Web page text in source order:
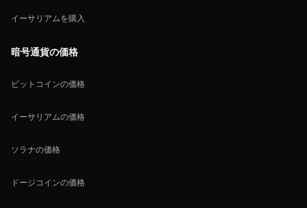
イーサリアムを購入
暗号通貨の価格
ビットコインの価格
イーサリアムの価格
ソラナの価格
ドージコインの価格